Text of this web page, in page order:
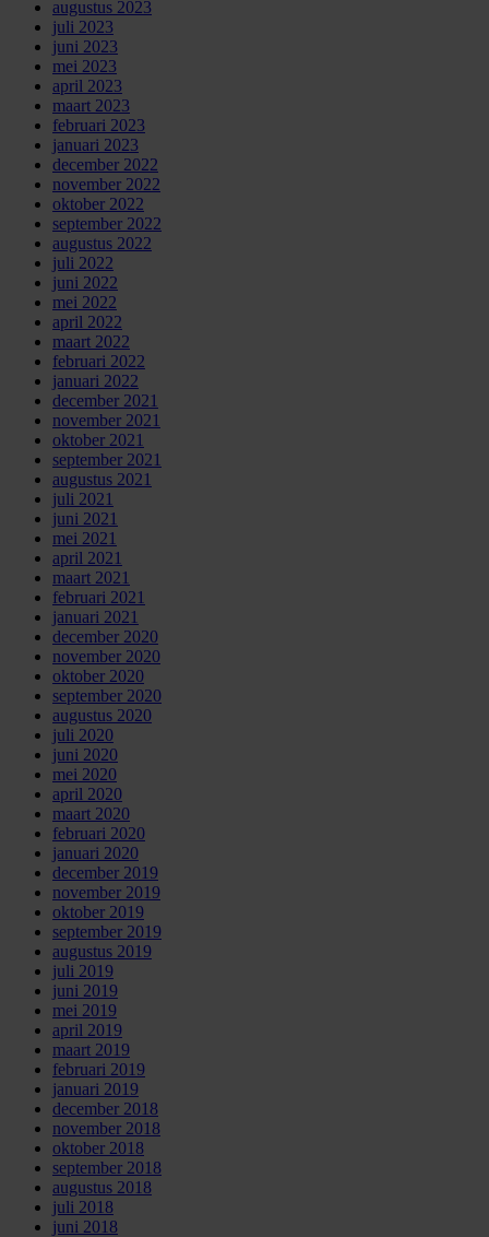
augustus 2023
juli 2023
juni 2023
mei 2023
april 2023
maart 2023
februari 2023
januari 2023
december 2022
november 2022
oktober 2022
september 2022
augustus 2022
juli 2022
juni 2022
mei 2022
april 2022
maart 2022
februari 2022
januari 2022
december 2021
november 2021
oktober 2021
september 2021
augustus 2021
juli 2021
juni 2021
mei 2021
april 2021
maart 2021
februari 2021
januari 2021
december 2020
november 2020
oktober 2020
september 2020
augustus 2020
juli 2020
juni 2020
mei 2020
april 2020
maart 2020
februari 2020
januari 2020
december 2019
november 2019
oktober 2019
september 2019
augustus 2019
juli 2019
juni 2019
mei 2019
april 2019
maart 2019
februari 2019
januari 2019
december 2018
november 2018
oktober 2018
september 2018
augustus 2018
juli 2018
juni 2018